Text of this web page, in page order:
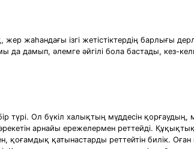
жаһандағы ізгі жетістіктердің барлығы
да дамып, әлемге әйгілі бола бастады, кез-
Ол бүкіл халықтың мүддесін қорғаудың,
арнайы ережелермен реттейді.
қоғамдық қатынастарды реттейтін билік.